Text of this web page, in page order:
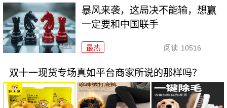
暴风来袭，这局决不能输，想赢
一定要和中国联手
最热 阅读 10516
双十一现货专场真如平台商家所说的那样吗？